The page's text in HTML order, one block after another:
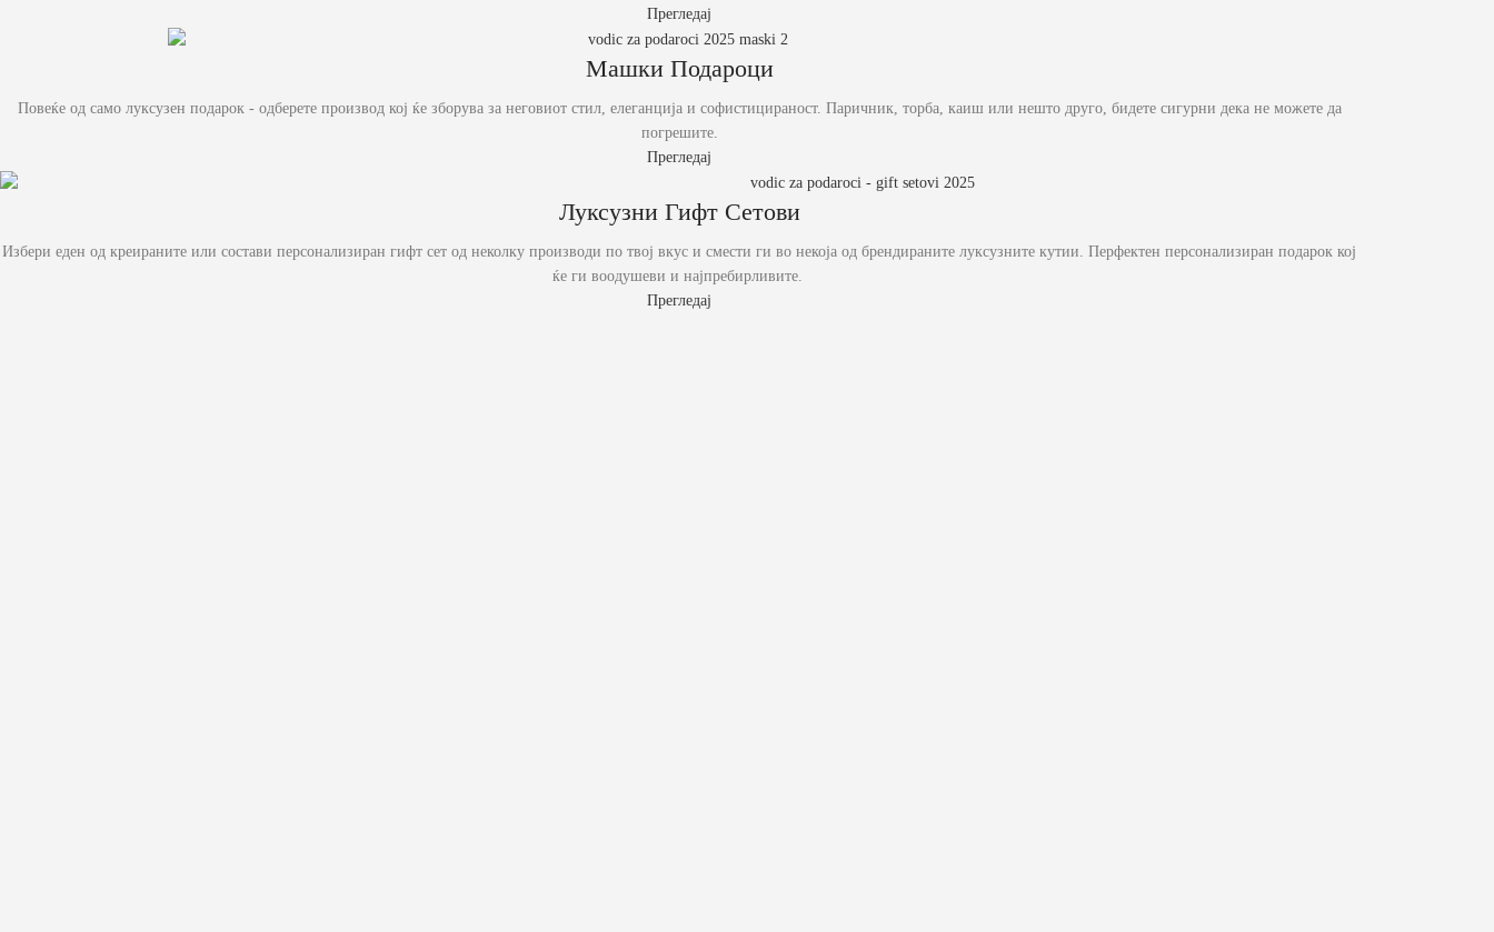
Прегледај
Машки Подароци
Повеќе од само луксузен подарок - одберете производ кој ќе зборува за неговиот стил, елеганција и софистицираност. Паричник, торба, каиш или нешто друго, бидете сигурни дека не можете да
погрешите.
Прегледај
Луксузни Гифт Сетови
Избери еден од креираните или состави персонализиран гифт сет од неколку производи по твој вкус и смести ги во некоја од брендираните луксузните кутии. Перфектен персонализиран подарок кој
ќе ги воодушеви и најпребирливите.
Прегледај